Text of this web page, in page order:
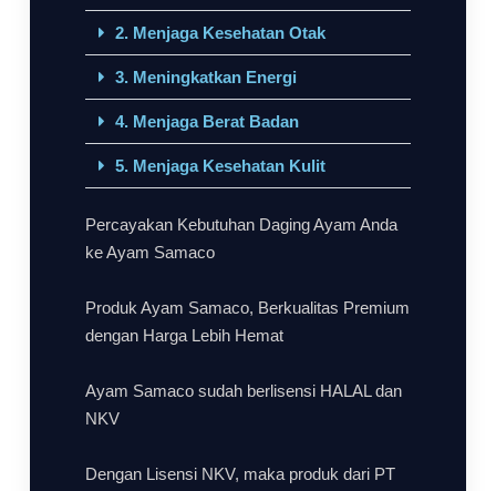
2. Menjaga Kesehatan Otak
3. Meningkatkan Energi
4. Menjaga Berat Badan
5. Menjaga Kesehatan Kulit
Percayakan Kebutuhan Daging Ayam Anda
ke Ayam Samaco
Produk Ayam Samaco, Berkualitas Premium
dengan Harga Lebih Hemat
Ayam Samaco sudah berlisensi HALAL dan
NKV
Dengan Lisensi NKV, maka produk dari PT